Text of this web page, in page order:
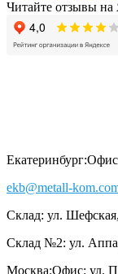
Читайте отзывы на
Екатеринбург:
ekb@metall-
Склад: ул.
Склад №2: ул.
Москва:Офис: ул.